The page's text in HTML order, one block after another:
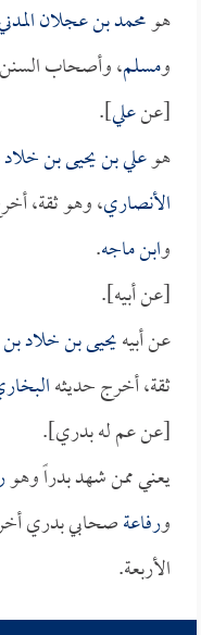
هومحمد بن عجلان
ومسلم، وأصحاب السنن
[عنعلي].
هوعلي بن يحيى بن
الأنصاري، وهو ثقة،
وابن ماجه.
[عن أبيه].
عن أبيهيحيى بن خلاد
ثقة، أخرج حديثه
[عن عم له بدري].
يعني ممن شهد بدراً وهو
ورفاعةصحابي بدري
الأربعة.